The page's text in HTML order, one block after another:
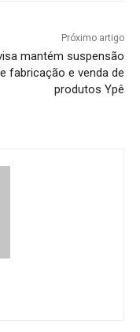
Próximo artigo
mantém suspensão
fabricação e venda de
produtos Ypê